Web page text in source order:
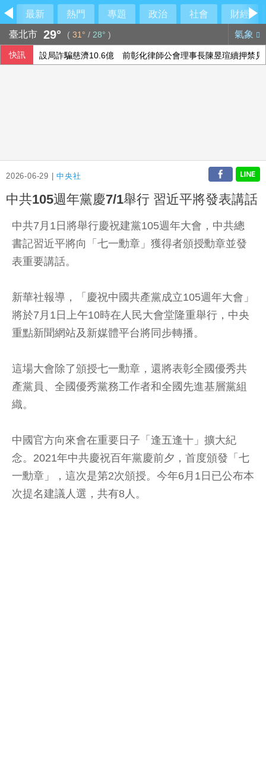
最新 熱門 專題 政治 社會
財經
臺北市 29° ( 31° / 28° ) 氣象
快訊 設局詐騙慈濟10.6億 前彰化律師公會理事長陳昱瑄續押禁見
2026-06-29 |中央社
中共105週年黨慶7/1舉行 習近平將發表講話
中共7月1日將舉行慶祝建黨105週年大會，中共總
書記習近平將向「七一勳章」獲得者頒授勳章並發
表重要講話。
新華社報導，「慶祝中國共產黨成立105週年大會」
將於7月1日上午10時在人民大會堂隆重舉行，中央
重點新聞網站及新媒體平台將同步轉播。
這場大會除了頒授七一勳章，還將表彰全國優秀共
產黨員、全國優秀黨務工作者和全國先進基層黨組
織。
中國官方向來會在重要日子「逢五逢十」擴大紀
念。2021年中共慶祝百年黨慶前夕，首度頒發「七
一勳章」，這次是第2次頒授。今年6月1日已公布本
次提名建議人選，共有8人。